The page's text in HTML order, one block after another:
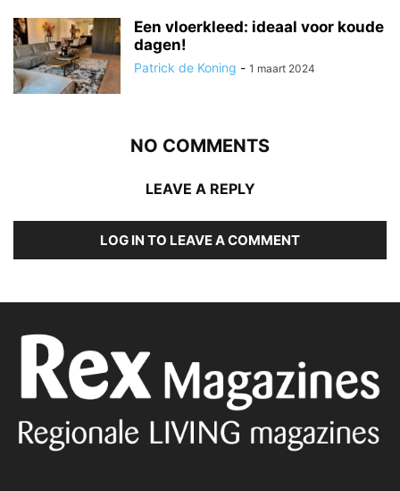
Een vloerkleed: ideaal voor koude
dagen!
Patrick de Koning - 1 maart 2024
NO COMMENTS
LEAVE A REPLY
LOG IN TO LEAVE A COMMENT